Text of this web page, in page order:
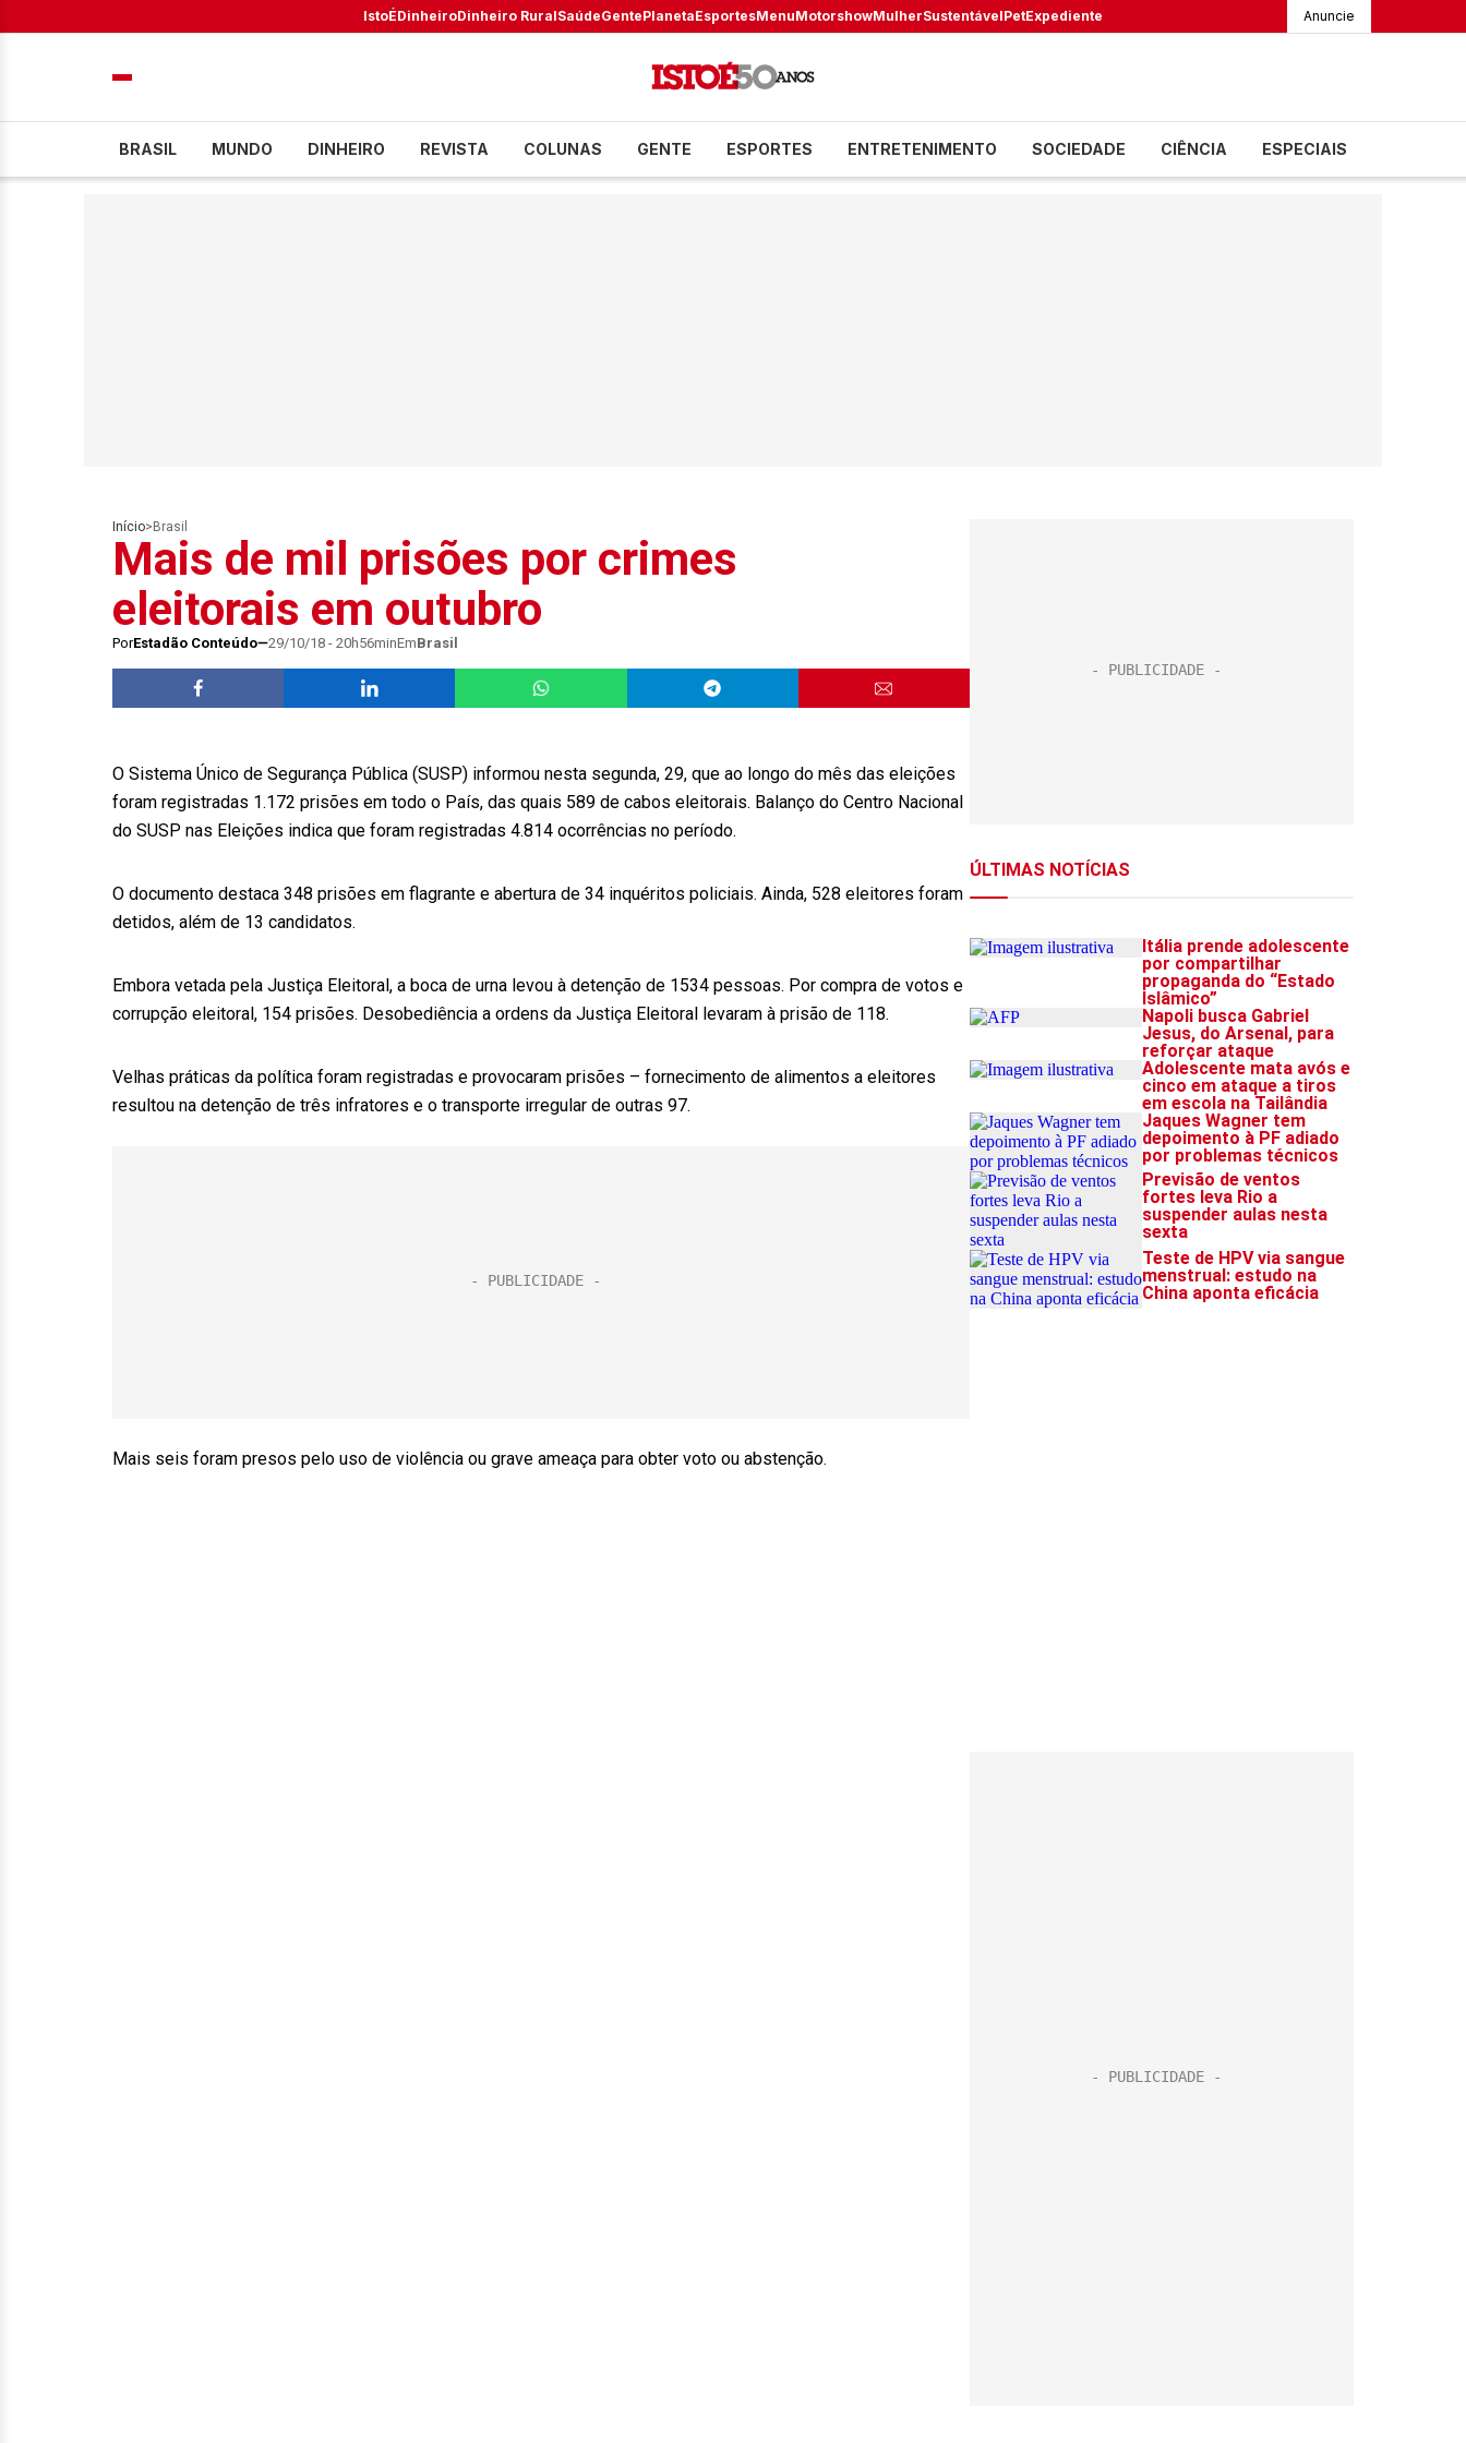
IstoÉDinheiroDinheiro RuralSaúdeGentePlanetaEsportesMenuMotorshowMulherSustentávelPetExpediente Anuncie
BRASIL MUNDO DINHEIRO REVISTA COLUNAS GENTE ESPORTES ENTRETENIMENTO SOCIEDADE CIÊNCIA ESPECIAIS
Início> Brasil
Mais de mil prisões por crimes
eleitorais em outubro
PorEstadão Conteúdo 29/10/18 - 20h56minEmBrasil
O Sistema Único de Segurança Pública (SUSP) informou nesta segunda, 29, que ao longo do mês das eleições
foram registradas 1.172 prisões em todo o País, das quais 589 de cabos eleitorais. Balanço do Centro Nacional
do SUSP nas Eleições indica que foram registradas 4.814 ocorrências no período.
O documento destaca 348 prisões em flagrante e abertura de 34 inquéritos policiais. Ainda, 528 eleitores foram
detidos, além de 13 candidatos.
Embora vetada pela Justiça Eleitoral, a boca de urna levou à detenção de 1534 pessoas. Por compra de votos e
corrupção eleitoral, 154 prisões. Desobediência a ordens da Justiça Eleitoral levaram à prisão de 118.
Velhas práticas da política foram registradas e provocaram prisões – fornecimento de alimentos a eleitores
resultou na detenção de três infratores e o transporte irregular de outras 97.
Mais seis foram presos pelo uso de violência ou grave ameaça para obter voto ou abstenção.